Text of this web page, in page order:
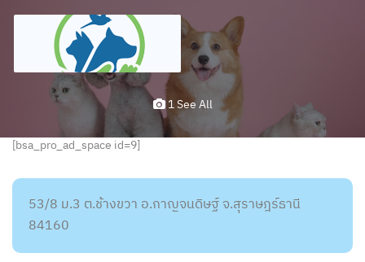
1 See All
[bsa_pro_ad_space id=9]
53/8 ม.3 ต.ช้างขวา อ.กาญจนดิษฐ์ จ.สุราษฎร์ธานี
84160